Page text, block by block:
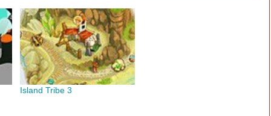
Island Tribe 3